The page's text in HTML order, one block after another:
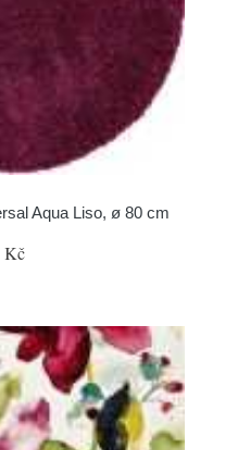
Aqua Liso, ø 80 cm
Kč